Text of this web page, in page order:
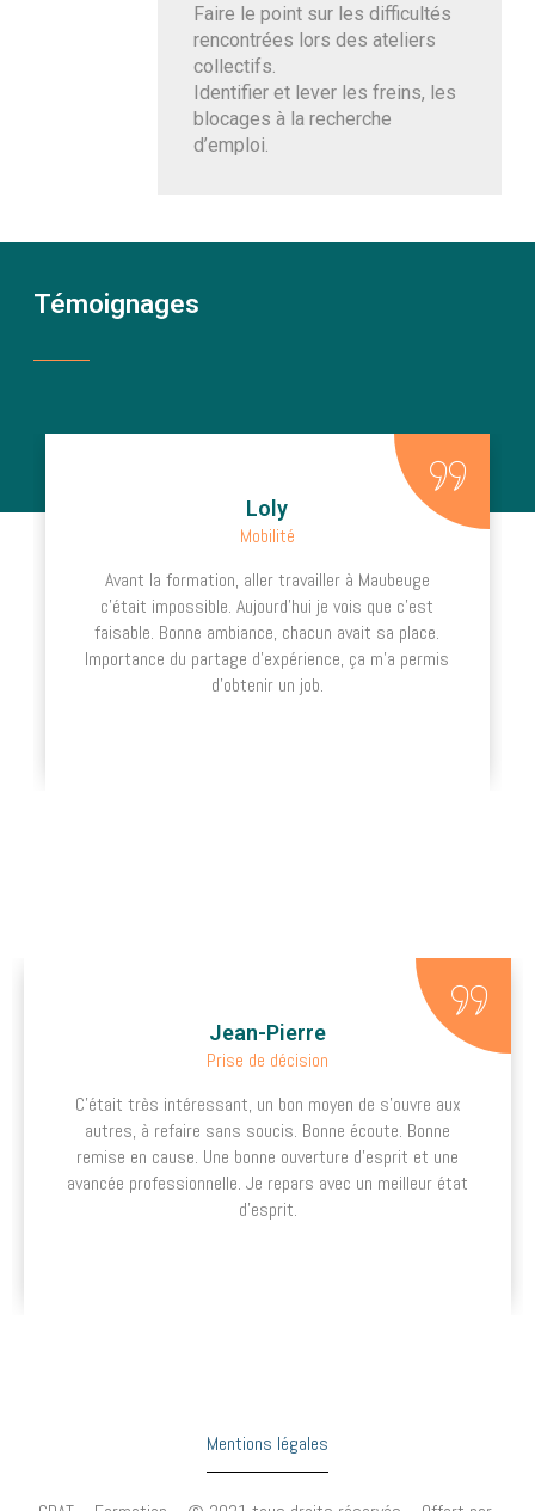
Faire le point sur les difficultés
rencontrées lors des ateliers
collectifs.
Identifier et lever les freins, les
blocages à la recherche
d’emploi.
Témoignages
Loly
Mobilité
Avant la formation, aller travailler à Maubeuge
c’était impossible. Aujourd’hui je vois que c’est
faisable. Bonne ambiance, chacun avait sa place.
Importance du partage d’expérience, ça m’a permis
d’obtenir un job.
Jean-Pierre
Prise de décision
C’était très intéressant, un bon moyen de s’ouvre aux
autres, à refaire sans soucis. Bonne écoute. Bonne
remise en cause. Une bonne ouverture d’esprit et une
avancée professionnelle. Je repars avec un meilleur état
d’esprit.
Mentions légales